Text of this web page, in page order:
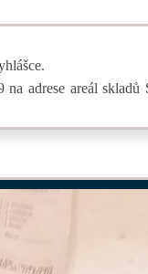
adrese areál skladů